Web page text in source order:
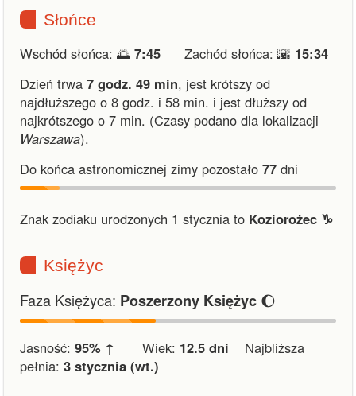
Słońce
Wschód słońca: 🌅 7:45 Zachód słońca: 🌇 15:34
Dzień trwa 7 godz. 49 min, jest krótszy od
najdłuższego o 8 godz. i 58 min. i jest dłuższy od
najkrótszego o 7 min. (Czasy podano dla lokalizacji
Warszawa).
Do końca astronomicznej zimy pozostało 77 dni
Znak zodiaku urodzonych 1 stycznia to Koziorożec ♑︎
Księżyc
Faza Księżyca: Poszerzony Księżyc 🌔
Jasność: 95% ↑ Wiek: 12.5 dni Najbliższa
pełnia: 3 stycznia (wt.)